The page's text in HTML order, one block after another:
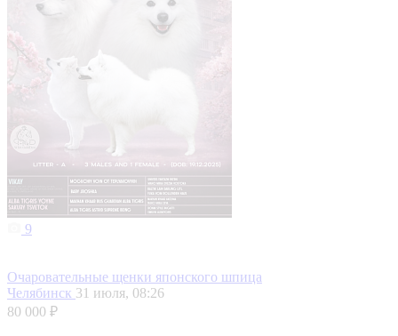
9
Очаровательные щенки японского шпица
Челябинск 31 июля, 08:26
80 000 ₽